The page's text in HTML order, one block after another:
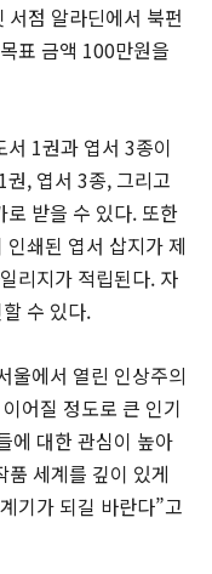
점 알라딘에서 북펀
표 금액 100만원을
1권과 엽서 3종이
, 엽서 3종, 그리고
받을 수 있다. 또한
쇄된 엽서 삽지가 제
리지가 적립된다. 자
수 있다.
울에서 열린 인상주의
어질 정도로 큰 인기
에 대한 관심이 높아
품 세계를 깊이 있게
기가 되길 바란다”고